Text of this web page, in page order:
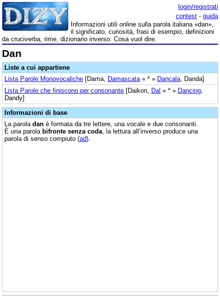
login/registrati
contest - guida
Informazioni utili online sulla parola italiana «dan»,
il significato, curiosità, frasi di esempio, definizioni
da cruciverba, rime, dizionario inverso. Cosa vuol dire.
Dan
Liste a cui appartiene
Lista Parole Monovocaliche [Dama, Damascata « * » Dancala , Danda]
Lista Parole che finiscono per consonante [Daikon, Dal « * » Dancing
Dandy]
Informazioni di base
La parola dan è formata da tre lettere, una vocale e due consonanti.
È una parola bifronte senza coda , la lettura all’inverso produce una
parola di senso compiuto (ad).